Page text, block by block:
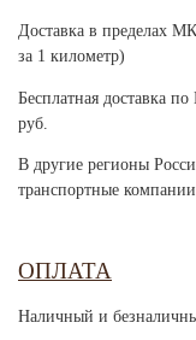
Доставка в пределах
за 1 километр)
Бесплатная доставка
руб.
В другие регионы
транспортные компании
ОПЛАТА
Наличный и